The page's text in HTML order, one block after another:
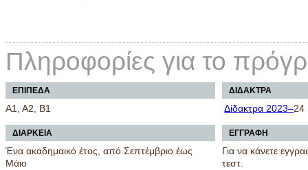
Πληροφορίες για το
ΕΠΙΠΕΔΑ
Α1, Α2, Β1
ΔΙΔΑΚΤΡΑ
Δίδακτρα 2023–24
ΔΙΑΡΚΕΙΑ
Ένα ακαδημαικό έτος, από Σεπτέμβριο έως
Μάιο
ΕΓΓΡΑΦΗ
Για να κάνετε
τεστ.